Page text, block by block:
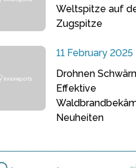
Weltspitze auf
Zugspitze
11 February 2025
Drohnen
Effektive
Neuheiten